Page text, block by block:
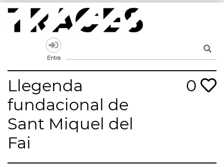
Skip
content
Un mapa de la memòria obert a tothom
Entra
Llegenda
fundacional de
Sant Miquel del
Fai
0